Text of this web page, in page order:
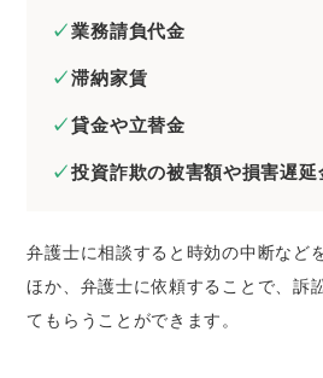
業務請負代金
滞納家賃
貸金や立替金
投資詐欺の被害額や損害遅延
弁護士に相談すると時効の中断など
ほか、弁護士に依頼することで、訴
てもらうことができます。